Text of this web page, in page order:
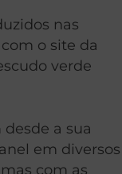
nas
o site da
verde
desde a sua
em diversos
com as